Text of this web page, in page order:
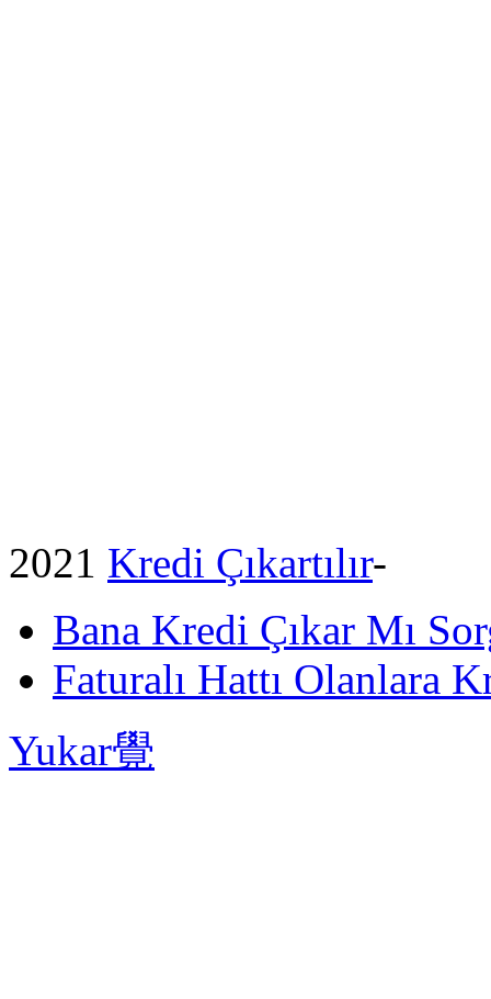
2021 Kredi Çıkartılır-
Bana Kredi Çıkar Mı
Faturalı Hattı Olanlara
Yukar覺